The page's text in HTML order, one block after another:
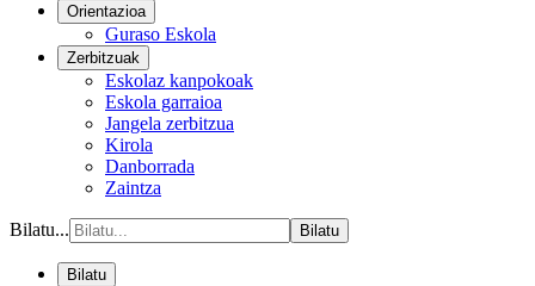
Orientazioa
Guraso Eskola
Zerbitzuak
Eskolaz kanpokoak
Eskola garraioa
Jangela zerbitzua
Kirola
Danborrada
Zaintza
Bilatu... Bilatu
Bilatu